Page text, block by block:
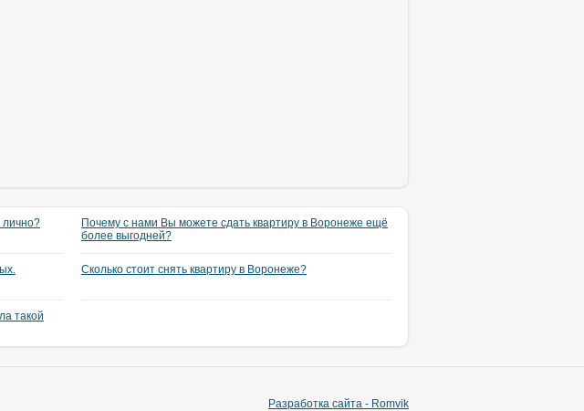
такой
Почему с нами Вы можете сдать квартиру в Воронеже ещё
более выгодней?
Сколько стоит снять квартиру в Воронеже?
Разработка сайта - Romvik